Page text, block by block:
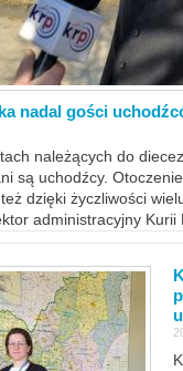
nadal gości
należących do
są uchodźcy.
dzięki życzliwości
administracyjny Kurii